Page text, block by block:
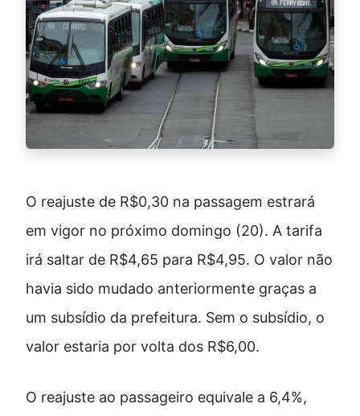
O reajuste de R$0,30 na passagem estrará
em vigor no próximo domingo (20). A tarifa
irá saltar de R$4,65 para R$4,95. O valor não
havia sido mudado anteriormente graças a
um subsídio da prefeitura. Sem o subsídio, o
valor estaria por volta dos R$6,00.
O reajuste ao passageiro equivale a 6,4%,